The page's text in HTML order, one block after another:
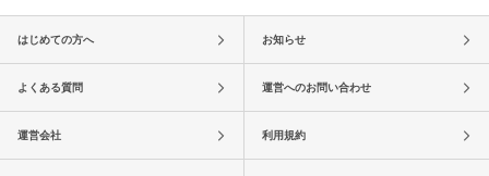
はじめての方へ お知らせ
よくある質問 運営へのお問い合わせ
運営会社 利用規約